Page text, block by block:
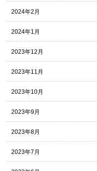
2024年2月
2024年1月
2023年12月
2023年11月
2023年10月
2023年9月
2023年8月
2023年7月